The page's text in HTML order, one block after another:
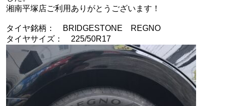
湘南平塚店ご利用ありがとうございます！
タイヤ銘柄： BRIDGESTONE REGNO
タイヤサイズ： 225/50R17